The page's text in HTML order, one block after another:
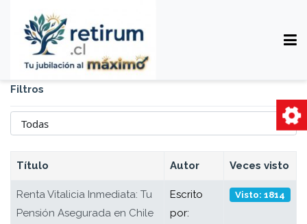
Filtros
Cantidad
Título Autor Veces visto
Renta Vitalicia Inmediata: Tu
Pensión Asegurada en Chile
Escrito
por:
Visto: 1814